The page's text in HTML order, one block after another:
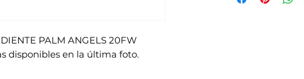
PALM ANGELS 20FW
disponibles en la última foto.